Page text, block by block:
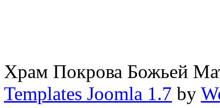
Храм Покрова Божьей
Templates Joomla 1.7 by